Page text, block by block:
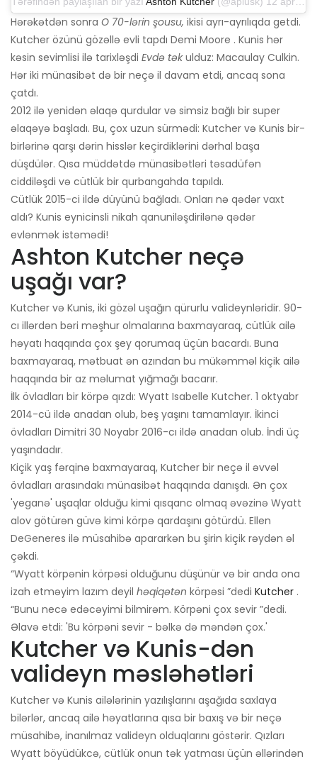
Hərəkətdən sonra O 70-lərin şousu, ikisi ayrı-ayrılıqda getdi.
Kutcher özünü gözəllə evli tapdı Demi Moore . Kunis hər
kəsin sevimlisi ilə tarixləşdi Evdə təkulduz: Macaulay Culkin.
Hər iki münasibət də bir neçə il davam etdi, ancaq sona
çatdı.
2012 ilə yenidən əlaqə qurdular və simsiz bağlı bir super
əlaqəyə başladı. Bu, çox uzun sürmədi: Kutcher və Kunis bir-
birlərinə qarşı dərin hisslər keçirdiklərini dərhal başa
düşdülər. Qısa müddətdə münasibətləri təsadüfən
ciddiləşdi və cütlük bir qurbangahda tapıldı.
Cütlük 2015-ci ildə düyünü bağladı. Onları nə qədər vaxt
aldı? Kunis eynicinsli nikah qanuniləşdirilənə qədər
evlənmək istəmədi!
Ashton Kutcher neçə
uşağı var?
Kutcher və Kunis, iki gözəl uşağın qürurlu valideynləridir. 90-
cı illərdən bəri məşhur olmalarına baxmayaraq, cütlük ailə
həyatı haqqında çox şey qorumaq üçün bacardı. Buna
baxmayaraq, mətbuat ən azından bu mükəmməl kiçik ailə
haqqında bir az məlumat yığmağı bacarır.
İlk övladları bir körpə qızdı: Wyatt Isabelle Kutcher. 1 oktyabr
2014-cü ildə anadan olub, beş yaşını tamamlayır. İkinci
övladları Dimitri 30 Noyabr 2016-cı ildə anadan olub. İndi üç
yaşındadır.
Kiçik yaş fərqinə baxmayaraq, Kutcher bir neçə il əvvəl
övladları arasındakı münasibət haqqında danışdı. Ən çox
'yeganə' uşaqlar olduğu kimi qısqanc olmaq əvəzinə Wyatt
alov götürən güvə kimi körpə qardaşını götürdü. Ellen
DeGeneres ilə müsahibə apararkən bu şirin kiçik rəydən əl
çəkdi.
“Wyatt körpənin körpəsi olduğunu düşünür və bir anda ona
izah etməyim lazım deyil həqiqətən körpəsi ”dedi Kutcher .
“Bunu necə edəcəyimi bilmirəm. Körpəni çox sevir ”dedi.
Əlavə etdi: 'Bu körpəni sevir - bəlkə də məndən çox.'
Kutcher və Kunis-dən
valideyn məsləhətləri
Kutcher və Kunis ailələrinin yazılışlarını aşağıda saxlaya
bilərlər, ancaq ailə həyatlarına qısa bir baxış və bir neçə
müsahibə, inanılmaz valideyn olduqlarını göstərir. Qızları
Wyatt böyüdükcə, cütlük onun tək yatması üçün əllərindən